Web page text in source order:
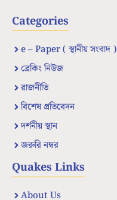
Categories
e – Paper ( স্থানীয় সংবাদ )
ব্রেকিং নিউজ
রাজনীতি
বিশেষ প্রতিবেদন
দর্শনীয় স্থান
জরুরি নম্বর
Quakes Links
About Us